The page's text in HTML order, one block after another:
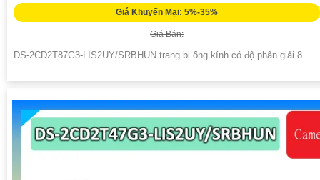
Giá Khuyến Mại: 5%-35%
Giá Bán:
DS-2CD2T87G3-LIS2UY/SRBHUN trang bị ống kính có độ phân giải 8